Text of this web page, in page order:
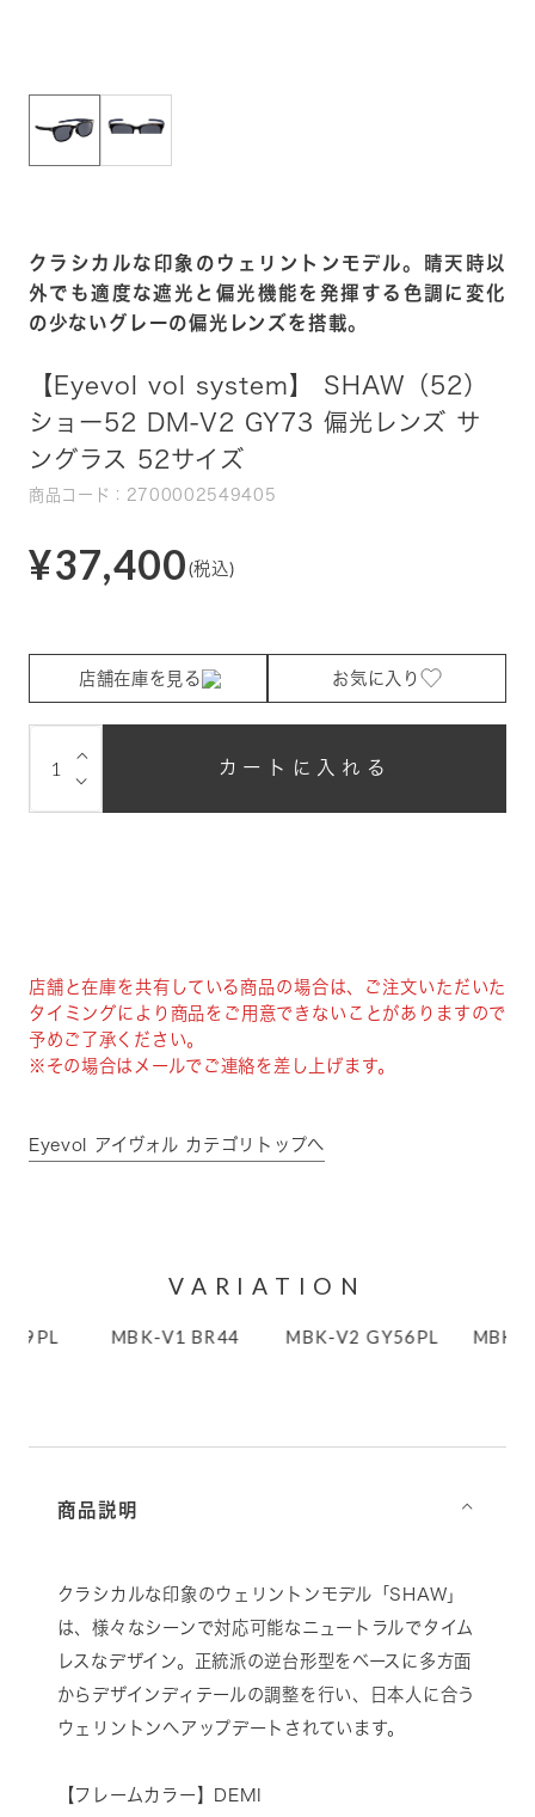
クラシカルな印象のウェリントンモデル。晴天時以
外でも適度な遮光と偏光機能を発揮する色調に変化
の少ないグレーの偏光レンズを搭載。
【Eyevol vol system】 SHAW（52）
ショー52 DM-V2 GY73 偏光レンズ サ
ングラス 52サイズ
商品コード：2700002549405
¥37,400 (税込)
店舗在庫を見る お気に入り
⌵
⌵ カートに入れる
店舗と在庫を共有している商品の場合は、ご注文いただいた
タイミングにより商品をご用意できないことがありますので
予めご了承ください。
※その場合はメールでご連絡を差し上げます。
Eyevol アイヴォル カテゴリトップへ
VARIATION
MBK-V1 BR44 MBK-V2 GY56PL MBK-
商品説明 ⌵
クラシカルな印象のウェリントンモデル「SHAW」
は、様々なシーンで対応可能なニュートラルでタイム
レスなデザイン。正統派の逆台形型をベースに多方面
からデザインディテールの調整を行い、日本人に合う
ウェリントンへアップデートされています。
【フレームカラー】DEMI